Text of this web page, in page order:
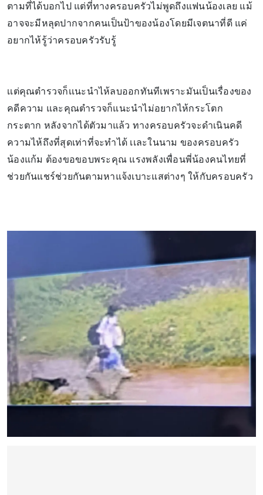
ตามที่ได้บอกไป แต่ที่ทางครอบครัวไม่พูดถึงแฟนน้องเลย แม้
อาจจะมีหลุดปากจากคนเป็นป้าของน้องโดยมีเจตนาที่ดี แค่
อยากไห้รู้ว่าครอบครัวรับรู้
เเต่คุณตำรวจก็เเนะนำไห้ลบออกทันทีเพราะมันเป็นเรื่องของ
คดีความ และคุณตำรวจก็แนะนำไม่อยากไห้กระโตก
กระตาก หลังจากได้ตัวมาแล้ว ทางครอบครัวจะดำเนินคดี
ความไห้ถึงที่สุดเท่าที่จะทำได้ เเละในนาม ของครอบครัว
น้องแก้ม ต้องขอขอบพระคุณ แรงพลังเพื่อนพี่น้องคนไทยที่
ช่วยกันแชร์ช่วยกันตามหาแจ้งเบาะแสต่างๆ ให้กับครอบครัว